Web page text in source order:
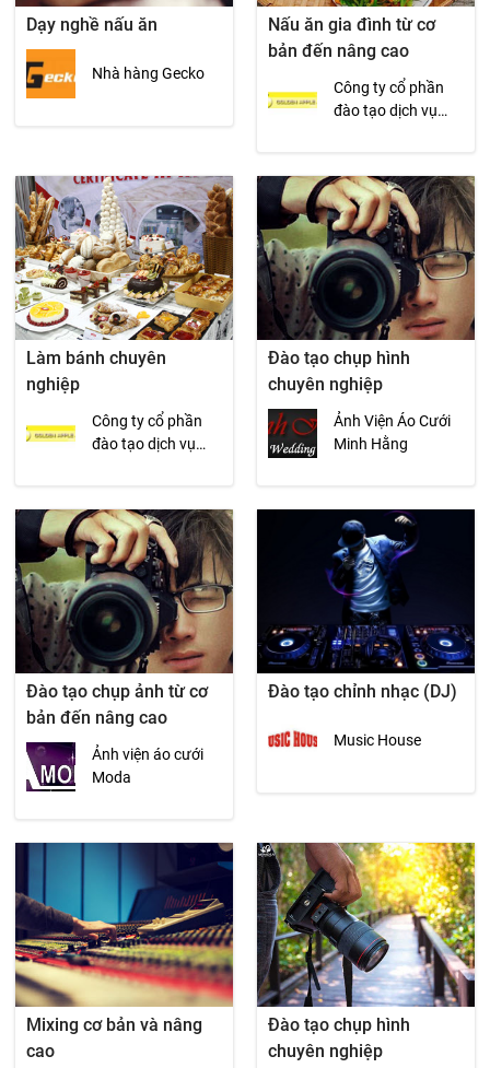
Dạy nghề nấu ăn
Nhà hàng Gecko
Nấu ăn gia đình từ cơ
bản đến nâng cao
Công ty cổ phần
đào tạo dịch vụ
Vàng
Làm bánh chuyên
nghiệp
Công ty cổ phần
đào tạo dịch vụ
Vàng
Đào tạo chụp hình
chuyên nghiệp
Ảnh Viện Áo Cưới
Minh Hằng
Đào tạo chụp ảnh từ cơ
bản đến nâng cao
Ảnh viện áo cưới
Moda
Đào tạo chỉnh nhạc (DJ)
Music House
Mixing cơ bản và nâng
cao
Đào tạo chụp hình
chuyên nghiệp